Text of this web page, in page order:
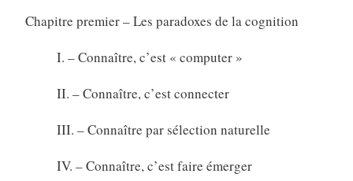
Chapitre premier – Les paradoxes de la cognition
I. – Connaître, c’est « computer »
II. – Connaître, c’est connecter
III. – Connaître par sélection naturelle
IV. – Connaître, c’est faire émerger